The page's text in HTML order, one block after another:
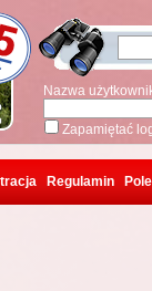
Nazwa
Zapamiętać
Regulamin